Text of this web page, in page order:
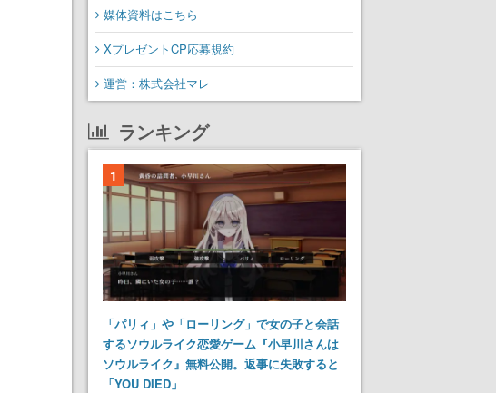
媒体資料はこちら
XプレゼントCP応募規約
運営：株式会社マレ
ランキング
1
「パリィ」や「ローリング」で女の子と会話
するソウルライク恋愛ゲーム『小早川さんは
ソウルライク』無料公開。返事に失敗すると
「YOU DIED」